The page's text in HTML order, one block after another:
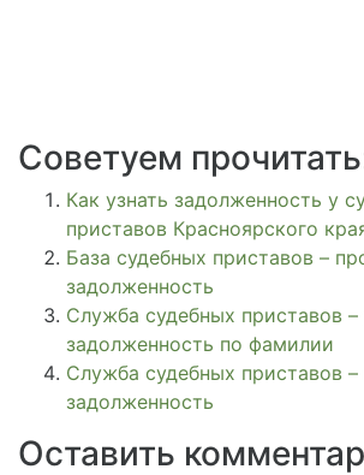
Советуем
Как узнать задолженность у
приставов Красноярского
База судебных приставов –
задолженность
Служба судебных приставов –
задолженность по фамилии
Служба судебных приставов –
задолженность
Оставить